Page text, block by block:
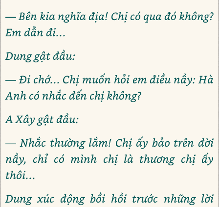
— Bên kia nghĩa địa! Chị có qua đó không?
Em dẫn đi...
Dung gật đầu:
— Đi chớ... Chị muốn hỏi em điều nầy: Hà
Anh có nhắc đến chị không?
A Xây gật đầu:
— Nhắc thường lắm! Chị ấy bảo trên đời
nầy, chỉ có mình chị là thương chị ấy
thôi...
Dung xúc động bồi hồi trước những lời